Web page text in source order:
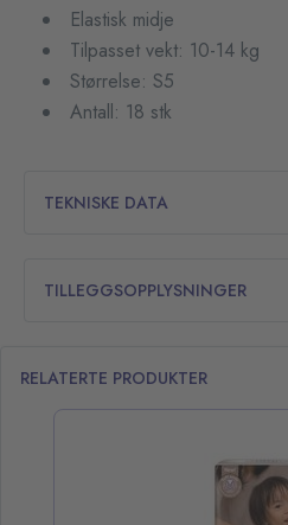
Elastisk midje
Tilpasset vekt: 10-14 kg
Størrelse: S5
Antall: 18 stk
TEKNISKE DATA
TILLEGGSOPPLYSNINGER
RELATERTE PRODUKTER